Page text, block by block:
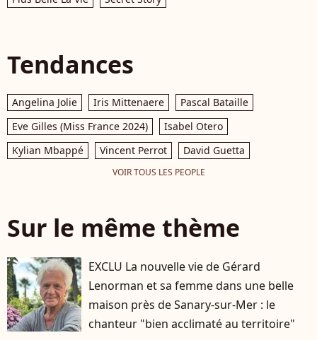
Tendances
Angelina Jolie Iris Mittenaere
Pascal Bataille
Eve Gilles (Miss France 2024)
Isabel Otero
Kylian Mbappé
Vincent Perrot David Guetta
VOIR TOUS LES PEOPLE
Sur le même thème
EXCLU La nouvelle vie de Gérard
Lenorman et sa femme dans une belle
maison près de Sanary-sur-Mer : le
chanteur "bien acclimaté au territoire"